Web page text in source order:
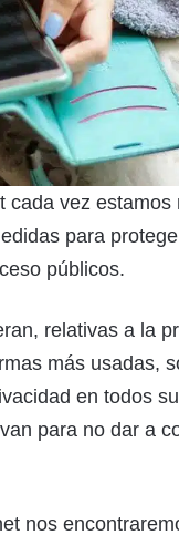
cada vez
para
públicos.
relativas a la
más usadas,
en todos
para no dar a
nos